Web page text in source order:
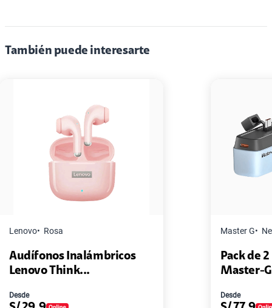
También puede interesarte
Pack de 2 Power Bank Mini